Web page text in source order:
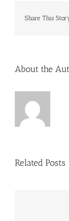
Share This
About the
Related Posts